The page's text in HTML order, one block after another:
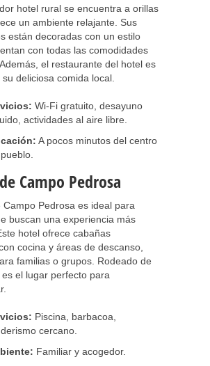
hotel rural se encuentra a orillas
un ambiente relajante. Sus
están decoradas con un estilo
con todas las comodidades
el restaurante del hotel es
deliciosa comida local.
Wi-Fi gratuito, desayuno
actividades al aire libre.
A pocos minutos del centro
Campo Pedrosa
Campo Pedrosa es ideal para
buscan una experiencia más
hotel ofrece cabañas
cocina y áreas de descanso,
familias o grupos. Rodeado de
el lugar perfecto para
Piscina, barbacoa,
cercano.
Familiar y acogedor.